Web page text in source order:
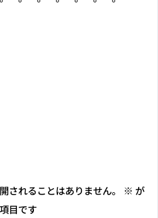
されることはありません。 ※ が
目です